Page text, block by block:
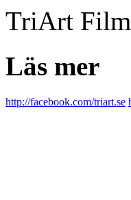
TriArt
Läs mer
http://facebook.com/triart.se